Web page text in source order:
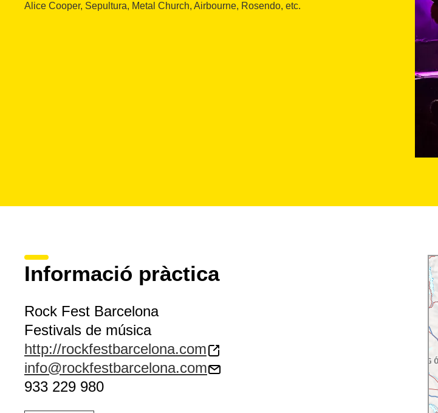
Alice Cooper, Sepultura, Metal Church, Airbourne, Rosendo, etc.
Informació pràctica
Rock Fest Barcelona
Festivals de música
http://rockfestbarcelona.com
info@rockfestbarcelona.com
933 229 980